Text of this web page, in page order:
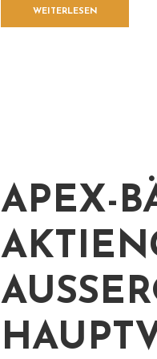
WEITERLESEN
APEX-